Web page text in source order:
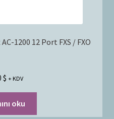
1200 12 Port FXS / FXO
$ + KDV
oku